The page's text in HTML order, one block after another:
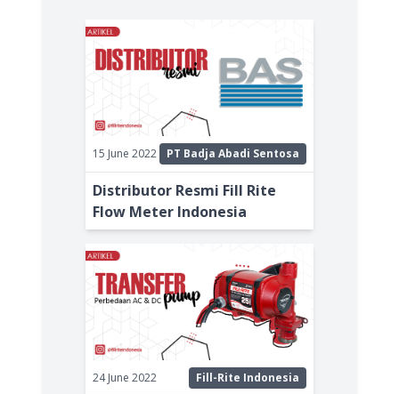
15 June 2022 PT Badja Abadi Sentosa
Distributor Resmi Fill Rite
Flow Meter Indonesia
24 June 2022 Fill-Rite Indonesia